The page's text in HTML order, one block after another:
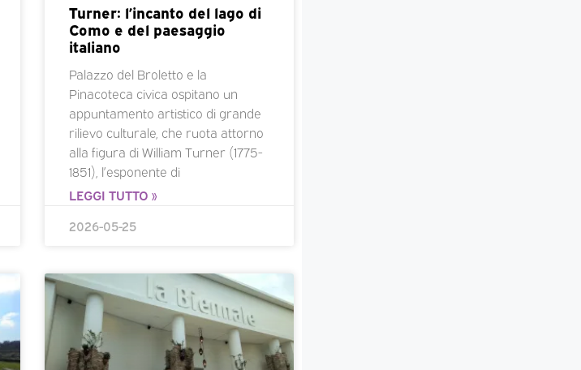
Turner: l’incanto del lago di
Como e del paesaggio
italiano
Palazzo del Broletto e la
Pinacoteca civica ospitano un
appuntamento artistico di grande
rilievo culturale, che ruota attorno
alla figura di William Turner (1775-
1851), l’esponente di
LEGGI TUTTO »
2026-05-25